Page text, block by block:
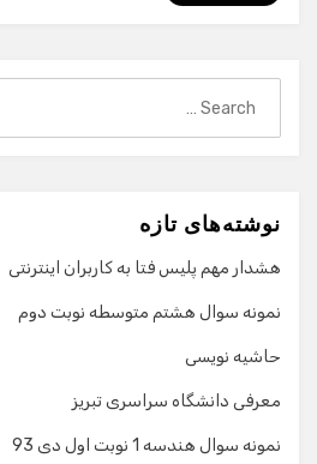
نوشته‌های تازه
هشدار مهم پلیس فتا به کاربران اینترنتی
نمونه سوال هشتم متوسطه نوبت دوم
حاشیه نویسی
معرفی دانشگاه سراسری تبریز
نمونه سوال هندسه 1 نوبت اول دی 93
گفت‌وگو با دستیار هوشمند